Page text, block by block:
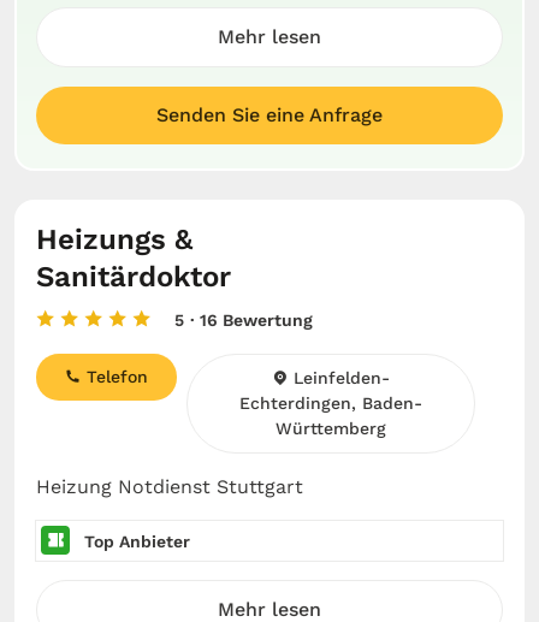
Mehr lesen
Senden Sie eine Anfrage
Heizungs &
Sanitärdoktor
5 · 16 Bewertung
Heizung Notdienst Stuttgart
Telefon
Leinfelden-
Echterdingen, Baden-
Württemberg
Top Anbieter
Mehr lesen